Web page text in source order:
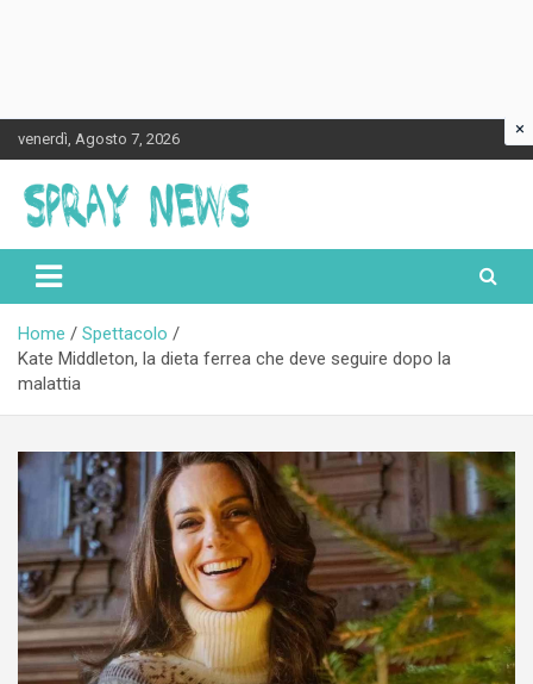
to
content
venerdì, Agosto 7, 2026
Spraynews.it
Home
Spettacolo
Kate Middleton, la dieta ferrea che deve seguire dopo la
malattia
×